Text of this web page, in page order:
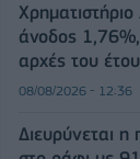
άνοδος
αρχές του
08/08/2026 - 12:36
Διευρύνεται η